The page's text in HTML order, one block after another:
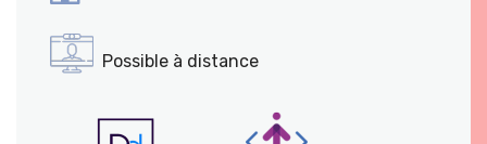
Possible à distance